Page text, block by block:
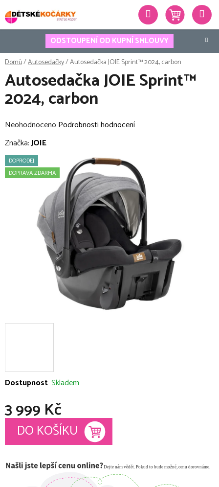
na
obsah
ODSTOUPENÍ OD KUPNÍ SMLOUVY
Hledat
Domů/Autosedačky/Autosedačka JOIE Sprint™ 2024, carbon
Dostupnost Skladem
3 999 Kč
Měrná cena:
DO KOŠÍKU
Autosedačka JOIE Sprint™
2024, carbon
Průměrné
hodnocení
je
0,0
Neohodnoceno Podrobnosti hodnocení
Značka:JOIE
DOPRODEJ
DOPRAVA ZDARMA